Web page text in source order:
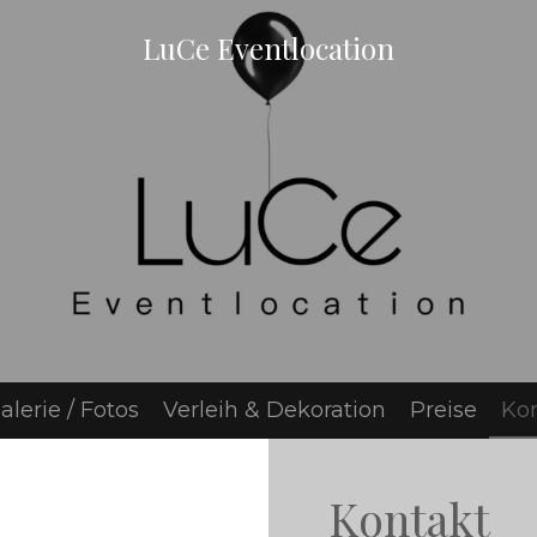
LuCe Eventlocation
/ Fotos Verleih & Dekoration Preise
Kontakt